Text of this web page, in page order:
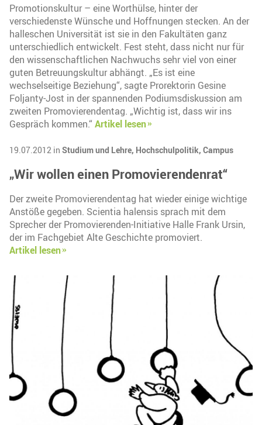
Promotionskultur – eine Worthülse, hinter der
verschiedenste Wünsche und Hoffnungen stecken. An der
halleschen Universität ist sie in den Fakultäten ganz
unterschiedlich entwickelt. Fest steht, dass nicht nur für
den wissenschaftlichen Nachwuchs sehr viel von einer
guten Betreuungskultur abhängt. „Es ist eine
wechselseitige Beziehung“, sagte Prorektorin Gesine
Foljanty-Jost in der spannenden Podiumsdiskussion am
zweiten Promovierendentag. „Wichtig ist, dass wir ins
Gespräch kommen.“ Artikel lesen
19.07.2012 in Studium und Lehre, Hochschulpolitik, Campus
„Wir wollen einen Promovierendenrat“
Der zweite Promovierendentag hat wieder einige wichtige
Anstöße gegeben. Scientia halensis sprach mit dem
Sprecher der Promovierenden-Initiative Halle Frank Ursin,
der im Fachgebiet Alte Geschichte promoviert.
Artikel lesen